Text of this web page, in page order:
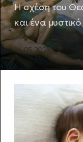
Η σχέση του
και ένα
16.05.2022